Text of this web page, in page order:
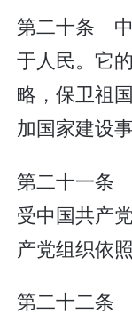
第二十条 中
于人民。它
略，保卫祖
加国家建设
第二十一条
受中国共产
产党组织依
第二十二条